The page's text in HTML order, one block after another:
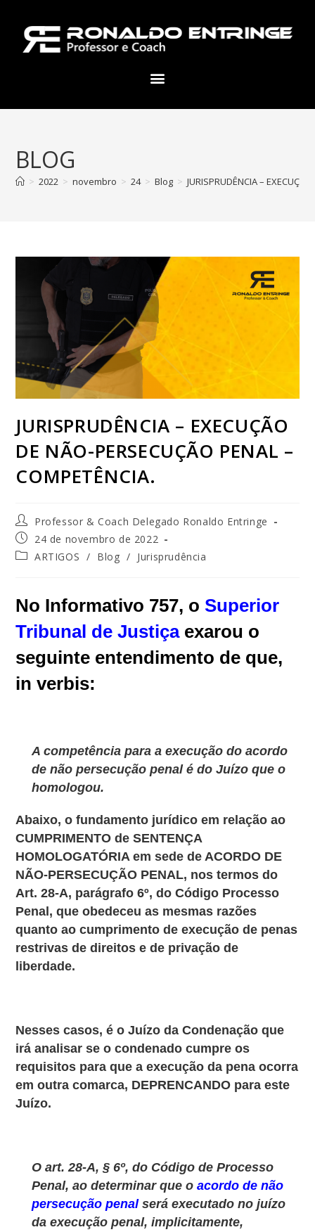
BLOG
> 2022 > novembro > 24 > Blog > JURISPRUDÊNCIA –
JURISPRUDÊNCIA – EXECUÇÃO
DE NÃO-PERSECUÇÃO PENAL –
COMPETÊNCIA.
Professor & Coach Delegado Ronaldo Entringe
24 de novembro de 2022
ARTIGOS / Blog / Jurisprudência
No Informativo 757, o Superior
Tribunal de Justiçaexarou o
seguinte entendimento de que,
in verbis:
A competência para a execução do acordo
de não persecução penal é do Juízo que o
homologou.
Abaixo, o fundamento jurídico em relação ao
CUMPRIMENTO de SENTENÇA
HOMOLOGATÓRIA em sede de ACORDO DE
NÃO-PERSECUÇÃO PENAL, nos termos do
Art. 28-A, parágrafo 6º, do Código Processo
Penal, que obedeceu as mesmas razões
quanto ao cumprimento de execução de penas
restrivas de direitos e de privação de
liberdade.
Nesses casos, é o Juízo da Condenação que
irá analisar se o condenado cumpre os
requisitos para que a execução da pena ocorra
em outra comarca, DEPRENCANDO para este
Juízo.
O art. 28-A, § 6º, do Código de Processo
Penal, ao determinar que oacordo de não
persecução penalserá executado no juízo
da execução penal, implicitamente,